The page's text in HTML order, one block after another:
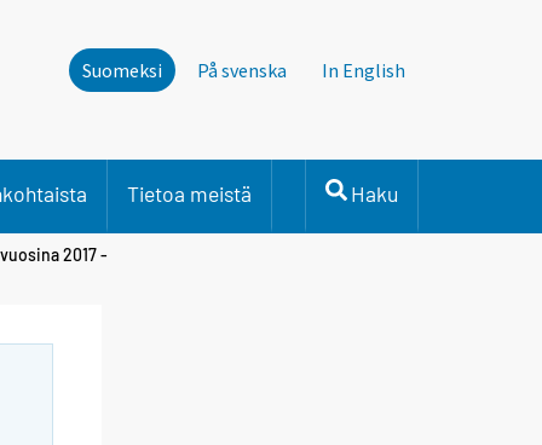
Suomeksi På svenska In English
Tietoa meistä Haku
2017 -